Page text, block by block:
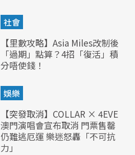
社會
【里數攻略】Asia Miles改制後
「過期」點算？4招「復活」積
分唔使錢！
娛樂
【突發取消】COLLAR × 4EVE
澳門演唱會宣布取消 門票售罄
仍難逃厄運 樂迷怒轟「不可抗
力」